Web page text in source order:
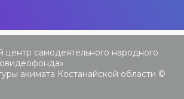
центр самодеятельного народного
акимата Костанайской области ©